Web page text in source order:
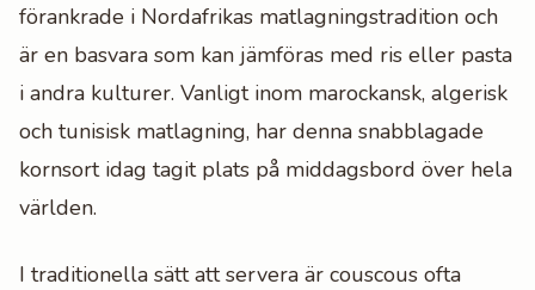
förankrade i Nordafrikas matlagningstradition och
är en basvara som kan jämföras med ris eller pasta
i andra kulturer. Vanligt inom marockansk, algerisk
och tunisisk matlagning, har denna snabblagade
kornsort idag tagit plats på middagsbord över hela
världen.
I traditionella sätt att servera är couscous ofta